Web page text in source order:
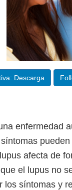
Descarga
enfermedad
afecta de
el lupus no
los síntomas y